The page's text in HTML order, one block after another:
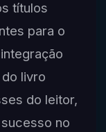
títulos
para o
livro
do leitor,
no